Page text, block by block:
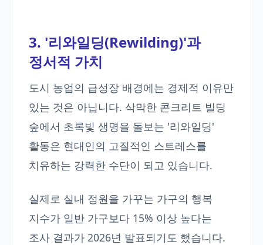
3. '리와일딩(Rewilding)'과
정서적 가치
도시 농업의 급성장 배경에는 경제적 이유만
있는 것은 아닙니다. 삭막한 콘크리트 빌딩
숲에서 초록빛 생명을 돌보는 '리와일딩'
활동은 현대인의 고질적인 스트레스를
치유하는 강력한 수단이 되고 있습니다.
실제로 실내 정원을 가꾸는 가구의 행복
지수가 일반 가구보다 15% 이상 높다는
조사 결과가 2026년 발표되기도 했습니다.